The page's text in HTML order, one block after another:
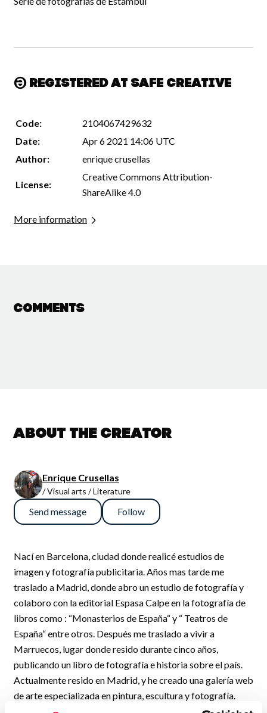
Registered at Safe Creative
Code:
2104067429632
Date:
Apr 6 2021 14:06 UTC
Author:
enrique crusellas
License:
Creative Commons Attribution-
ShareAlike 4.0
More information
Comments
About the creator
Enrique Crusellas
/ Visual arts / Literature
Send message Follow
Nací en Barcelona, ciudad donde realicé estudios de
imagen y fotografía publicitaria. Años mas tarde me
traslado a Madrid, donde abro un estudio de fotografía y
colaboro con la editorial Espasa Calpe en la fotografía de
libros como : “Monasterios de España“ y “ Teatros de
España“ entre otros. Después me traslado a vivir a
Marruecos, lugar donde resido durante cinco años,
publicando un libro de fotografía e historia sobre el país.
Actualmente resido en Madrid, y he creado una galería web
de arte especializada en pintura, escultura y fotografía.